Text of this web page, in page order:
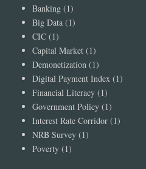
Banking (1)
Big Data (1)
CIC (1)
Capital Market (1)
Demonetization (1)
Digital Payment Index (1)
Financial Literacy (1)
Government Policy (1)
Interest Rate Corridor (1)
NRB Survey (1)
Poverty (1)